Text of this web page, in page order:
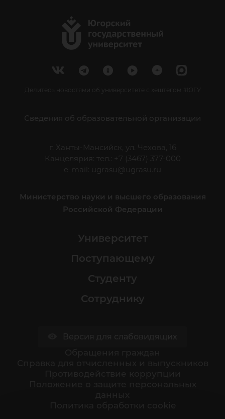
Делитесь новостями об университете с хештегом #ЮГУ
Сведения об образовательной организации
г. Ханты-Мансийск, ул. Чехова, 16
Канцелярия: тел.: +7 (3467) 377-000
e-mail:
ugrasu@ugrasu.ru
Министерство науки и высшего образования
Российской Федерации
Университет
Поступающему
Студенту
Сотруднику